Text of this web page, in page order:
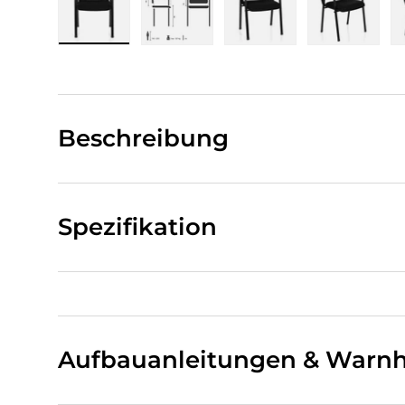
Beschreibung
Spezifikation
Aufbauanleitungen &